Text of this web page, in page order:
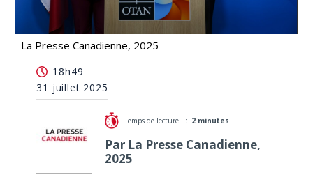
La Presse Canadienne, 2025
menaces émanant de l'Iran
18h49
31 juillet 2025
Temps de lecture : 2 minutes
Par La Presse Canadienne,
2025